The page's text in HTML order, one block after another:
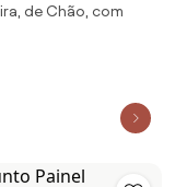
de Chão, com